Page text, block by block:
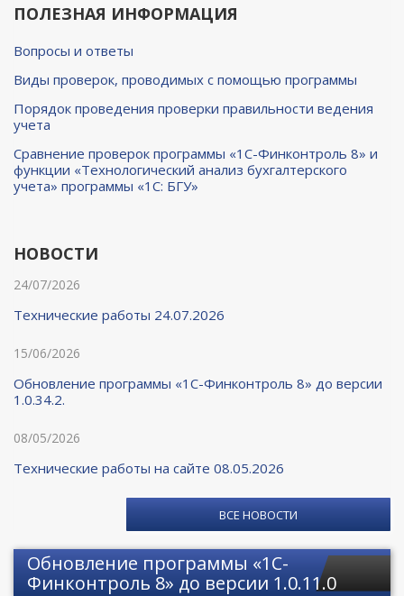
ПОЛЕЗНАЯ ИНФОРМАЦИЯ
Вопросы и ответы
Виды проверок, проводимых с помощью программы
Порядок проведения проверки правильности ведения
учета
Сравнение проверок программы «1С-Финконтроль 8» и
функции «Технологический анализ бухгалтерского
учета» программы «1С: БГУ»
НОВОСТИ
24/07/2026
Технические работы 24.07.2026
15/06/2026
Обновление программы «1С-Финконтроль 8» до версии
1.0.34.2.
08/05/2026
Технические работы на сайте 08.05.2026
ВСЕ НОВОСТИ
Обновление программы «1С-
Финконтроль 8» до версии 1.0.11.0